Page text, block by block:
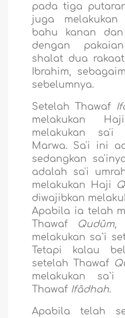
pada tiga
juga melakukan
bahu kanan
dengan
shalat dua
Ibrahim,
sebelumnya.
Setelah Thawaf
melakukan
melakukan
Marwa. Sa'i ini
sedangkan
adalah sa'i
melakukan Haji
diwajibkan
Apabila ia telah
Thawaf
Qudûm,
melakukan sa`i
Tetapi kalau
setelah Thawaf
melakukan
Thawaf Ifâdhah.
Apabila telah